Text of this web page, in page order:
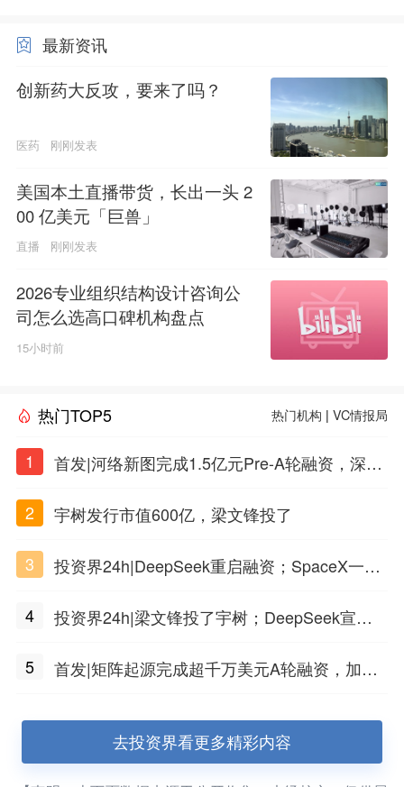
最新资讯
创新药大反攻，要来了吗？
医药 刚刚发表
美国本土直播带货，长出一头 2
00 亿美元「巨兽」
直播 刚刚发表
2026专业组织结构设计咨询公
司怎么选高口碑机构盘点
15小时前
热门TOP5 热门机构 |VC情报局
1
首发|河络新图完成1.5亿元Pre-A轮融资，深耕i
2
宇树发行市值600亿，梁文锋投了
3
投资界24h|DeepSeek重启融资；SpaceX一夜
4
投资界24h|梁文锋投了宇树；DeepSeek宣布
5
首发|矩阵起源完成超千万美元A轮融资，加速
去投资界看更多精彩内容